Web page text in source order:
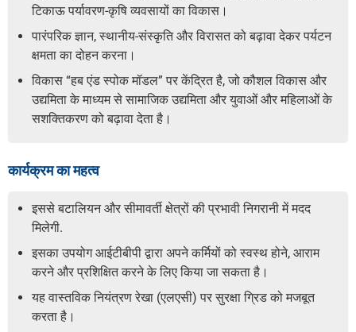
टिकाऊ पर्यावरण-कृषि व्यवसायों का विकास।
पारंपरिक ज्ञान, स्थानीय-संस्कृति और विरासत को बढ़ावा देकर पर्यटन
क्षमता का दोहन करना।
विकास “हब एंड स्पोक मॉडल” पर केंद्रित है, जो कौशल विकास और
उद्यमिता के माध्यम से सामाजिक उद्यमिता और युवाओं और महिलाओं के
सशक्तिकरण को बढ़ावा देता है।
कार्यक्रम का महत्व
इससे बटालियन और सीमावर्ती क्षेत्रों की प्रभावी निगरानी में मदद
मिलेगी.
इसका उपयोग आईटीबीपी द्वारा अपने कर्मियों को स्वस्थ होने, आराम
करने और प्रशिक्षित करने के लिए किया जा सकता है।
यह वास्तविक नियंत्रण रेखा (एलएसी) पर सुरक्षा ग्रिड को मजबूत
करता है।